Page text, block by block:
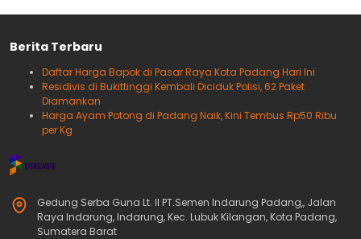
Berita Terbaru
Daftar Harga Bapok di Pasar Raya Kota Padang Hari Ini
Residivis di Bukittinggi Kembali Diciduk Polisi, 62 Paket
Diamankan
Harga Ayam Potong di Padang Naik, Kini Tembus Rp50 Ribu
per Kg
Gedung Serba Guna Lt. II PT.Semen Indarung Padang,, Jalan
Raya Indarung, Indarung, Kec. Lubuk Kilangan, Kota Padang,
Sumatera Barat